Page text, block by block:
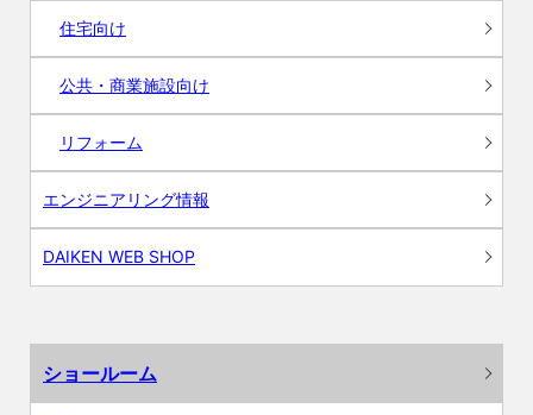
住宅向け
公共・商業施設向け
リフォーム
エンジニアリング情報
DAIKEN WEB SHOP
ショールーム